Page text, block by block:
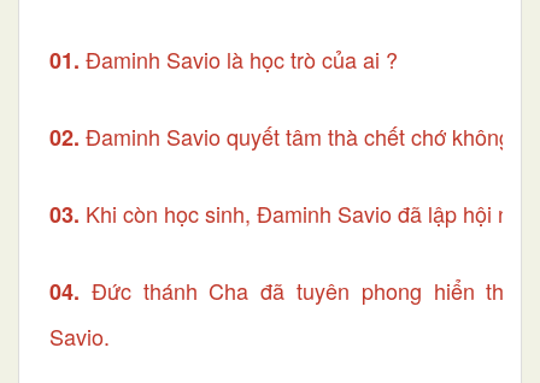
01. Đaminh Savio là học trò của ai ?
02. Đaminh Savio quyết tâm thà chết chớ không
03. Khi còn học sinh, Đaminh Savio đã lập hội
04. Đức thánh Cha đã tuyên phong hiển
Savio.